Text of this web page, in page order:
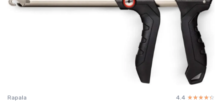
Rapala 4.4 ☆☆☆☆☆
★★★★★